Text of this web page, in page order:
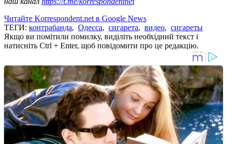
Читайте Korrespondent.net в Google News
ТЕГИ: контрабанда, Одесса, сигарета, видео, сигареты
Якщо ви помітили помилку, виділіть необхідний текст і
натисніть Ctrl + Enter, щоб повідомити про це редакцію.